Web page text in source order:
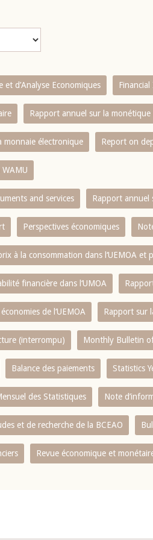
et d’Analyse Economiques
Rapport annuel sur la
monnaie électronique Report on
and services Rapport annuel
Perspectives économiques
à la consommation dans l‘UEMOA et
financière dans l‘UMOA
de l‘UEMOA Rapport sur
(interrompu) Monthly Bulletin
Balance des paiements Statistics
des Statistiques Note
et de recherche de la BCEAO
Revue économique et